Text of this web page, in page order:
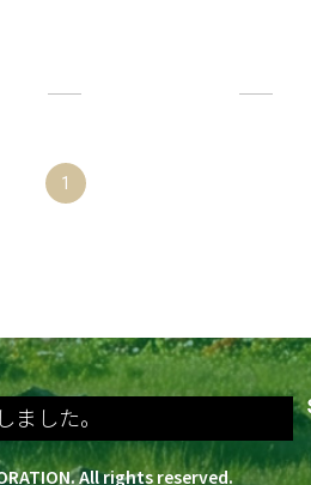
1
た。
ロビン 400%の受注を開始し
All rights reserved.